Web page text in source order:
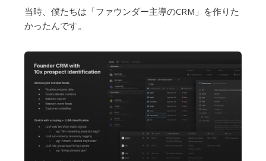
当時、僕たちは「ファウンダー主導のCRM」を作りた
かったんです。